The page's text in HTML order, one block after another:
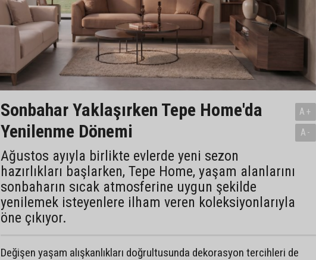
Sonbahar Yaklaşırken Tepe Home'da
Yenilenme Dönemi
Ağustos ayıyla birlikte evlerde yeni sezon
hazırlıkları başlarken, Tepe Home, yaşam alanlarını
sonbaharın sıcak atmosferine uygun şekilde
yenilemek isteyenlere ilham veren koleksiyonlarıyla
öne çıkıyor.
A+
A-
Değişen yaşam alışkanlıkları doğrultusunda dekorasyon tercihleri de